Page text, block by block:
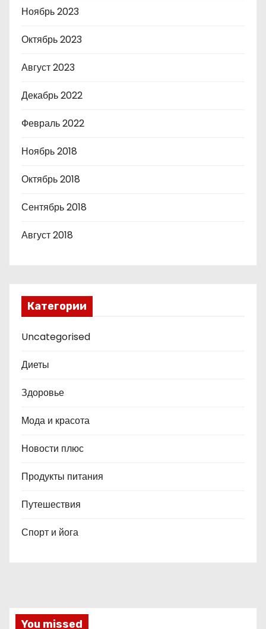
Ноябрь 2023
Октябрь 2023
Август 2023
Декабрь 2022
Февраль 2022
Ноябрь 2018
Октябрь 2018
Сентябрь 2018
Август 2018
Категории
Uncategorised
Диеты
Здоровье
Мода и красота
Новости плюс
Продукты питания
Путешествия
Спорт и йога
You missed